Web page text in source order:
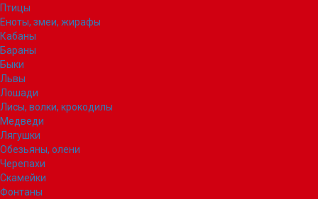
Птицы
Еноты, змеи, жирафы
Кабаны
Бараны
Быки
Львы
Лошади
Лисы, волки, крокодилы
Медведи
Лягушки
Обезьяны, олени
Черепахи
Скамейки
Фонтаны